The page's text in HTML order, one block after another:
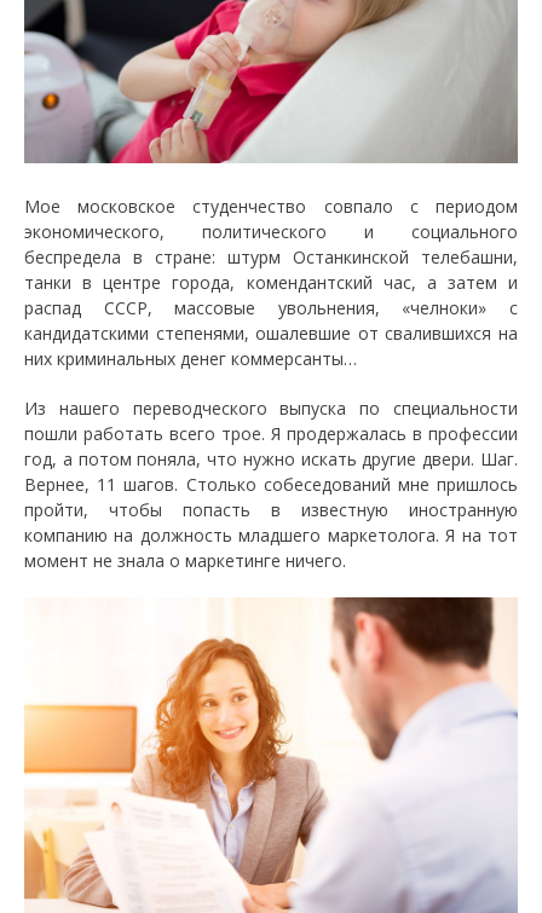
Мое московское студенчество совпало с периодом
экономического, политического и социального
беспредела в стране: штурм Останкинской телебашни,
танки в центре города, комендантский час, а затем и
распад СССР, массовые увольнения, «челноки» с
кандидатскими степенями, ошалевшие от свалившихся на
них криминальных денег коммерсанты…
Из нашего переводческого выпуска по специальности
пошли работать всего трое. Я продержалась в профессии
год, а потом поняла, что нужно искать другие двери. Шаг.
Вернее, 11 шагов. Столько собеседований мне пришлось
пройти, чтобы попасть в известную иностранную
компанию на должность младшего маркетолога. Я на тот
момент не знала о маркетинге ничего.